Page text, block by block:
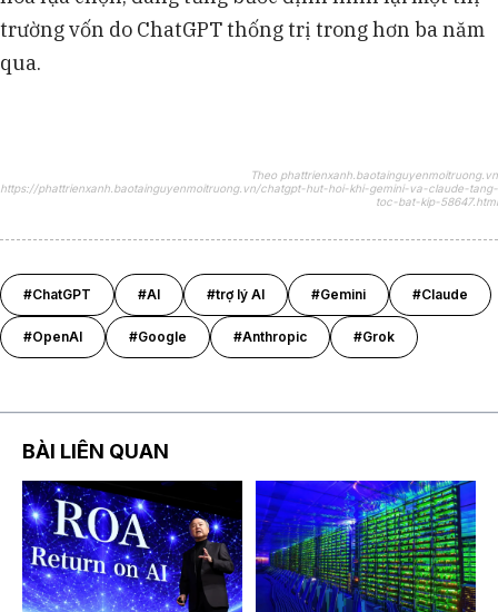
trường vốn do ChatGPT thống trị trong hơn ba năm
qua.
Theo phattrienxanh.baotainguyenmoitruong.vn
https://phattrienxanh.baotainguyenmoitruong.vn/chatgpt-hut-hoi-khi-gemini-va-claude-tang-
toc-bat-kip-58647.html
#ChatGPT #AI #trợ lý AI #Gemini #Claude
#OpenAI #Google #Anthropic #Grok
BÀI LIÊN QUAN